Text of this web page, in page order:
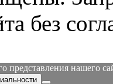
без
нашего